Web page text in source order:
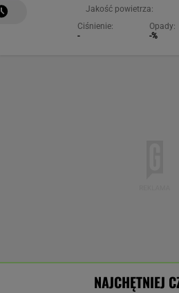
Jakość powietrza:
Ciśnienie:
-
Opady:
-%
NAJCHĘTNIEJ